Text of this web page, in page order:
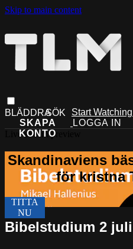
Skip to main content
Start Watching
Live stream preview
Bibelstudium 2